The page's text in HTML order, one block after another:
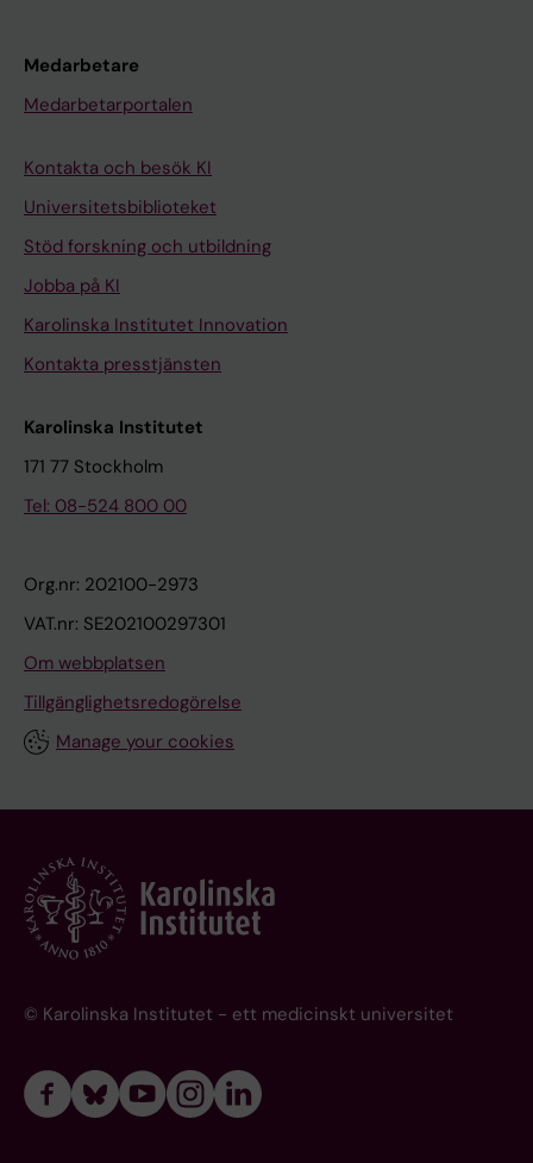
:
1
8
5
-
1
1
8
9
o
u
l
t
o
n
o
f
v
l
t
i
o
a
e
t
Medarbetare
Medarbetarportalen
Kontakta och besök KI
Universitetsbiblioteket
Stöd forskning och utbildning
Jobba på KI
Karolinska Institutet Innovation
Kontakta presstjänsten
Karolinska Institutet
171 77 Stockholm
Tel: 08-524 800 00
Org.nr: 202100-2973
VAT.nr: SE202100297301
Om webbplatsen
Tillgänglighetsredogörelse
Manage your cookies
© Karolinska Institutet - ett medicinskt universitet